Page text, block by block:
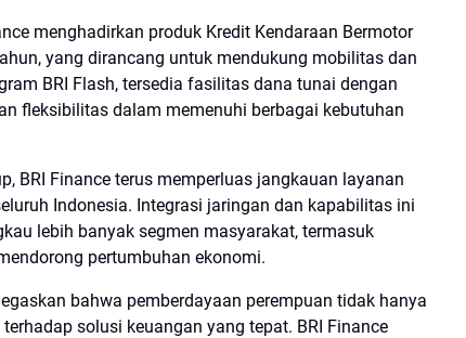
menghadirkan produk Kredit Kendaraan Bermotor
yang dirancang untuk mendukung mobilitas dan
BRI Flash, tersedia fasilitas dana tunai dengan
fleksibilitas dalam memenuhi berbagai kebutuhan
BRI Finance terus memperluas jangkauan layanan
Indonesia. Integrasi jaringan dan kapabilitas ini
lebih banyak segmen masyarakat, termasuk
pertumbuhan ekonomi.
bahwa pemberdayaan perempuan tidak hanya
solusi keuangan yang tepat. BRI Finance